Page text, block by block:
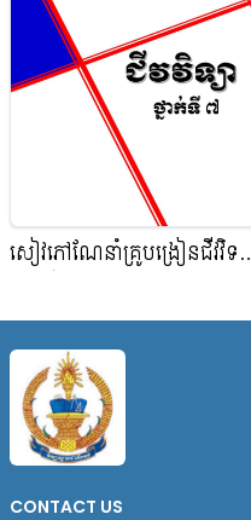
សៀវភៅណែនាំគ្រូបង្រៀនជីវវិទ្យា
CONTACT US